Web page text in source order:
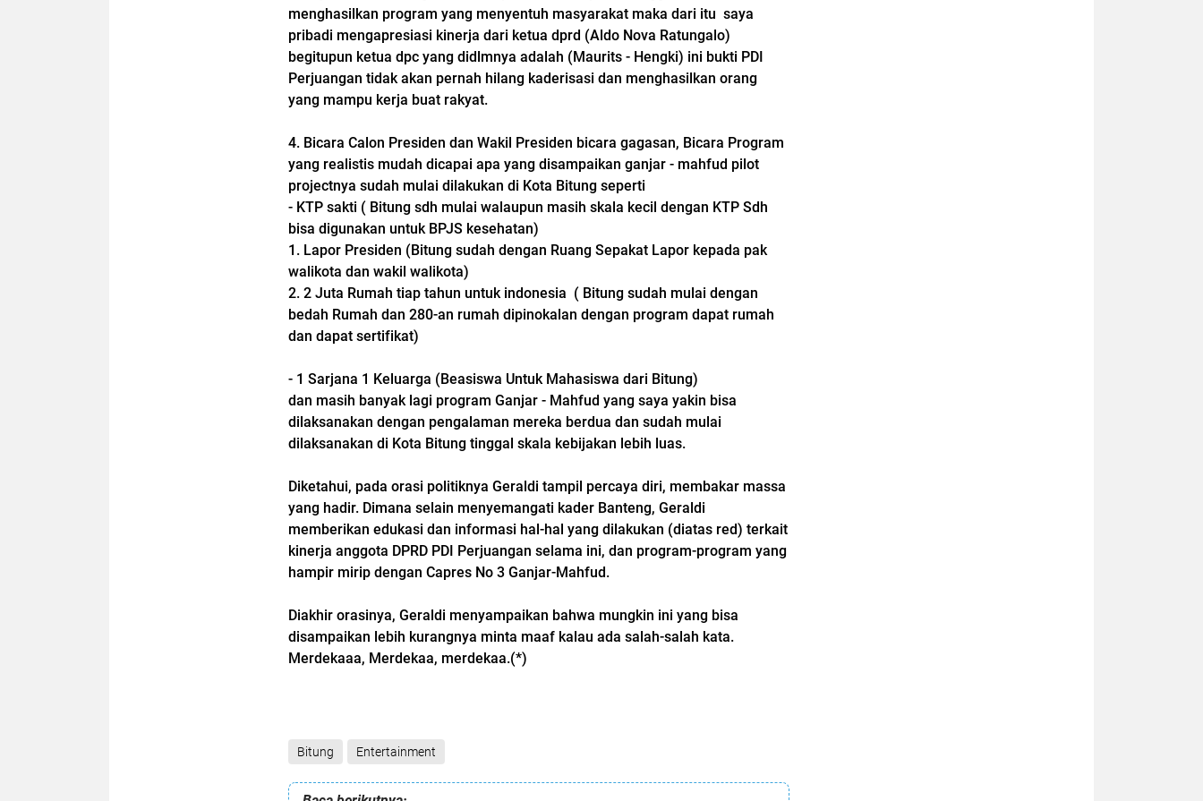
menghasilkan program yang menyentuh masyarakat maka dari itu saya
pribadi mengapresiasi kinerja dari ketua dprd (Aldo Nova Ratungalo)
begitupun ketua dpc yang didlmnya adalah (Maurits - Hengki) ini bukti PDI
Perjuangan tidak akan pernah hilang kaderisasi dan menghasilkan orang
yang mampu kerja buat rakyat.
4. ⁠Bicara Calon Presiden dan Wakil Presiden bicara gagasan, Bicara Program
yang realistis mudah dicapai apa yang disampaikan ganjar - mahfud pilot
projectnya sudah mulai dilakukan di Kota Bitung seperti
- KTP sakti ( Bitung sdh mulai walaupun masih skala kecil dengan KTP Sdh
bisa digunakan untuk BPJS kesehatan)
1. Lapor Presiden (Bitung sudah dengan Ruang Sepakat Lapor kepada pak
walikota dan wakil walikota)
2. 2 Juta Rumah tiap tahun untuk indonesia ( Bitung sudah mulai dengan
bedah Rumah dan 280-an rumah dipinokalan dengan program dapat rumah
dan dapat sertifikat)
- ⁠1 Sarjana 1 Keluarga (Beasiswa Untuk Mahasiswa dari Bitung)
dan masih banyak lagi program Ganjar - Mahfud yang saya yakin bisa
dilaksanakan dengan pengalaman mereka berdua dan sudah mulai
dilaksanakan di Kota Bitung tinggal skala kebijakan lebih luas.
Diketahui, pada orasi politiknya Geraldi tampil percaya diri, membakar massa
yang hadir. Dimana selain menyemangati kader Banteng, Geraldi
memberikan edukasi dan informasi hal-hal yang dilakukan (diatas red) terkait
kinerja anggota DPRD PDI Perjuangan selama ini, dan program-program yang
hampir mirip dengan Capres No 3 Ganjar-Mahfud.
Diakhir orasinya, Geraldi menyampaikan bahwa mungkin ini yang bisa
disampaikan lebih kurangnya minta maaf kalau ada salah-salah kata.
Merdekaaa, Merdekaa, merdekaa.(*)
Bitung Entertainment